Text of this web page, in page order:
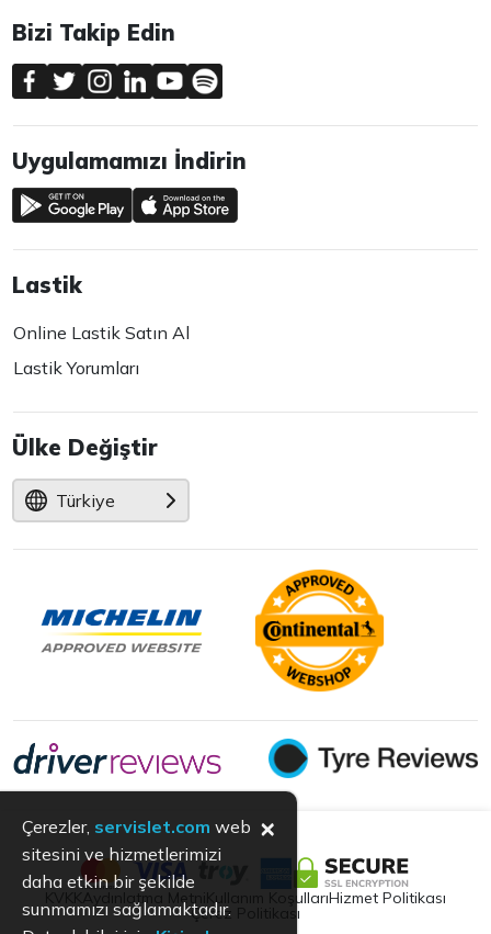
Bizi Takip Edin
Uygulamamızı İndirin
Lastik
Online Lastik Satın Al
Lastik Yorumları
Ülke Değiştir
Türkiye
Aydınlatma Metni Kullanım KoşullarıHizmet Politikası
Çerez Politikası
Çerezler, servislet.com web
sitesini ve hizmetlerimizi
daha etkin bir şekilde
sunmamızı sağlamaktadır.
×